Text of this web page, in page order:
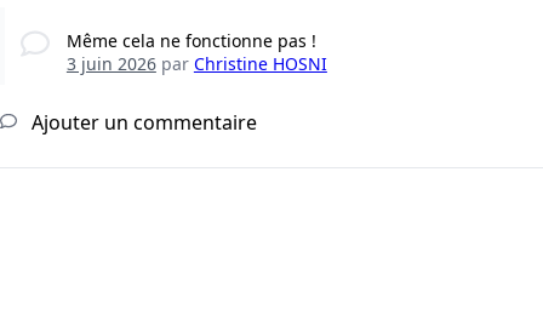
Même cela ne fonctionne pas !
3 juin 2026par Christine HOSNI
Ajouter un commentaire